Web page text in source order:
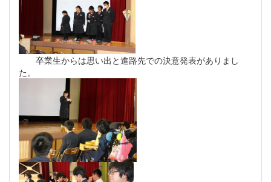
卒業生からは思い出と進路先での決意発表がありまし
た。